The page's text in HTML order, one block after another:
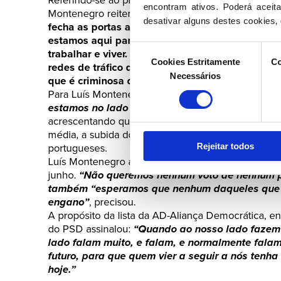
encontram ativos. Poderá
desativar alguns destes
consentimento
Cookies Estritamente
Necessários
Rejeitar todos
Montenegro reiterou que teve como objetivo
fecha as portas a quem quer vir trabalhar para
estamos aqui para dignificar a vida das
trabalhar e viver. Não queremos fechar a porta,
redes de tráfico que não trazem dignidade,
que é criminosa da imigração”, destacou.
Para Luís Montenegro, o Executivo não está
“do
estamos no lado da moderação. E o que é que
acrescentando que a oposição também não
média, a subida do Complemento Solidário para
portugueses.
Luís Montenegro apelou ainda à participação
junho. “Não queremos nenhum voto de
também “esperamos que nenhum daqueles
engano”, precisou.
A propósito da lista da AD-Aliança Democrática,
do PSD assinalou: “Quando ao nosso lado
lado falam muito, e falam, e normalmente
futuro, para que quem vier a seguir a nós
hoje.”